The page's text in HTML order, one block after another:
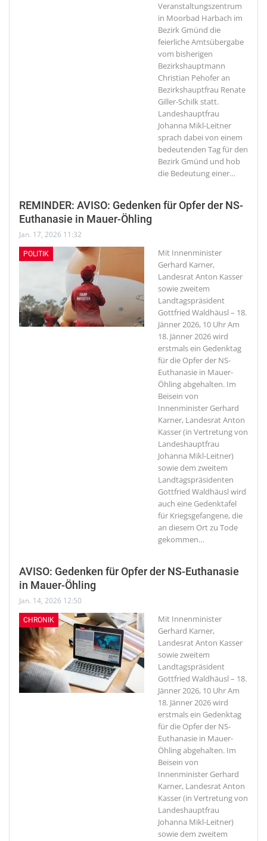
Veranstaltungszentrum
in Moorbad Harbach im
Bezirk Gmünd die
feierliche Amtsübergabe
vom bisherigen
Bezirkshauptmann
Christian Pehofer an
Bezirkshauptfrau Renate
Giller-Schilk statt.
Landeshauptfrau
Johanna Mikl-Leitner
sprach dabei von einem
bedeutenden Tag für den
Bezirk Gmünd und hob
die Bedeutung einer…
REMINDER: AVISO: Gedenken für Opfer der NS-
Euthanasie in Mauer-Öhling
Jan. 17, 2026 11:32
POLITIK
Mit Innenminister
Gerhard Karner,
Landesrat Anton Kasser
sowie zweitem
Landtagspräsident
Gottfried Waldhäusl – 18.
Jänner 2026, 10 UhrAm
18. Jänner 2026 wird
erstmals ein Gedenktag
für die Opfer der NS-
Euthanasie in Mauer-
Öhling abgehalten. Im
Beisein von
Innenminister Gerhard
Karner, Landesrat Anton
Kasser (in Vertretung von
Landeshauptfrau
Johanna Mikl-Leitner)
sowie dem zweitem
Landtagspräsidenten
Gottfried Waldhäusl wird
auch eine Gedenktafel
für Kriegsgefangene, die
an diesem Ort zu Tode
gekommen…
AVISO: Gedenken für Opfer der NS-Euthanasie
in Mauer-Öhling
Jan. 14, 2026 12:50
CHRONIK
Mit Innenminister
Gerhard Karner,
Landesrat Anton Kasser
sowie zweitem
Landtagspräsident
Gottfried Waldhäusl – 18.
Jänner 2026, 10 UhrAm
18. Jänner 2026 wird
erstmals ein Gedenktag
für die Opfer der NS-
Euthanasie in Mauer-
Öhling abgehalten. Im
Beisein von
Innenminister Gerhard
Karner, Landesrat Anton
Kasser (in Vertretung von
Landeshauptfrau
Johanna Mikl-Leitner)
sowie dem zweitem